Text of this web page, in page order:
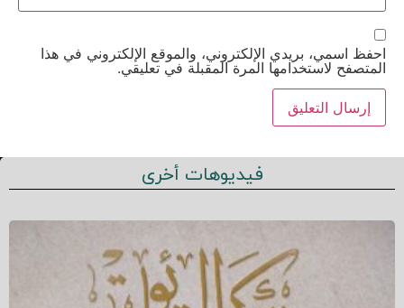
احفظ اسمي، بريدي الإلكتروني، والموقع الإلكتروني في هذا
المتصفح لاستخدامها المرة المقبلة في تعليقي.
فيديوهات أخرى